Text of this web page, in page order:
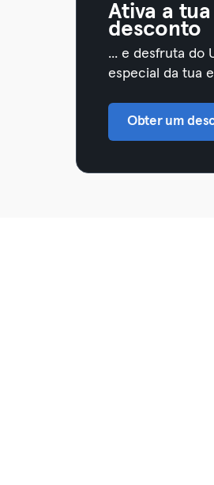
Ativa a
desconto
... e desfruta do
especial da tua
Obter um